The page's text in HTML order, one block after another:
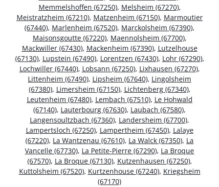
Memmelshoffen (67250), Melsheim (67270),
Meistratzheim (67210), Matzenheim (67150), Marmoutier
(67440), Marlenheim (67520), Marckolsheim (67390),
Maisonsgoutte (67220), Maennolsheim (67700),
Mackwiller (67430), Mackenheim (67390), Lutzelhouse
(67130), Lupstein (67490), Lorentzen (67430), Lohr (67290),
Lochwiller (67440), Lobsann (67250), Lixhausen (67270),
Littenheim (67490), Lipsheim (67640), Lingolsheim
(67380), Limersheim (67150), Lichtenberg (67340),
Leutenheim (67480), Lembach (67510), Le Hohwald
(67140), Lauterbourg (67630), Laubach (67580),
Langensoultzbach (67360), Landersheim (67700),
Lampertsloch (67250), Lampertheim (67450), Lalaye
(67220), La Wantzenau (67610), La Walck (67350), La
Vancelle (67730), La Petite-Pierre (67290), La Broque
(67570), La Broque (67130), Kutzenhausen (67250),
Kuttolsheim (67520), Kurtzenhouse (67240), Kriegsheim
(67170)